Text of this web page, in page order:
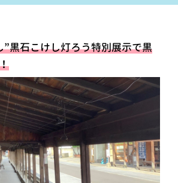
”黒石こけし灯ろう特別展示で黒